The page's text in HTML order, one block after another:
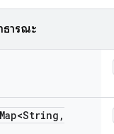
ธารณะ
,